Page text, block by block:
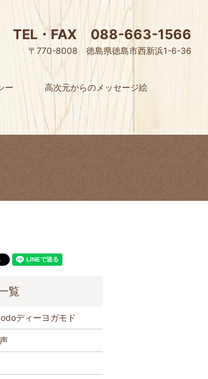
TEL・FAX 088-663-1566
〒770-8008 徳島県徳島市西新浜1-6-36
ー 高次元からのメッセージ絵
ディーヨガモド